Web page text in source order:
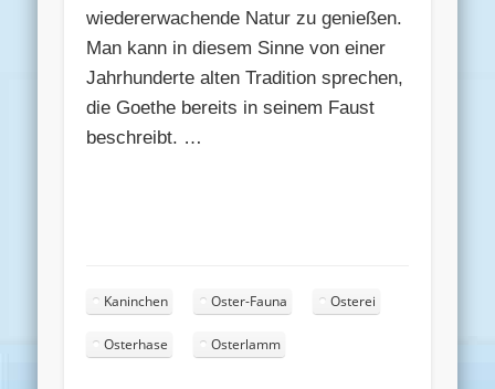
wiedererwachende Natur zu genießen.
Man kann in diesem Sinne von einer
Jahrhunderte alten Tradition sprechen,
die Goethe bereits in seinem Faust
beschreibt. …
Kaninchen Oster-Fauna Osterei
Osterhase Osterlamm